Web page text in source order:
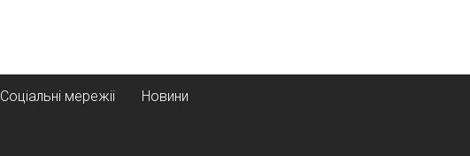
Соціальні мережіі Новини